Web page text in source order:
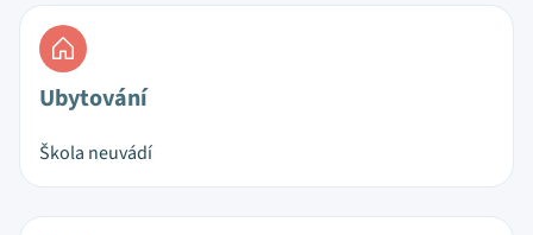
Ubytování
Škola neuvádí